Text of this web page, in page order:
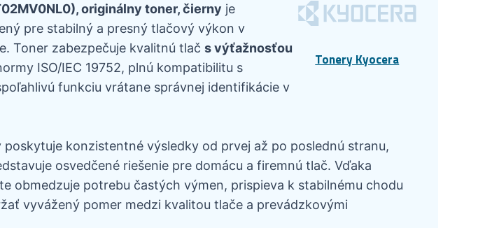
Tonery Kyocera
originálny toner, čierny je
pre stabilný a presný tlačový výkon v
Toner zabezpečuje kvalitnú tlač s výťažnosťou
ISO/IEC 19752, plnú kompatibilitu s
funkciu vrátane správnej identifikácie v
konzistentné výsledky od prvej až po poslednú stranu,
osvedčené riešenie pre domácu a firemnú tlač. Vďaka
obmedzuje potrebu častých výmen, prispieva k stabilnému chodu
vyvážený pomer medzi kvalitou tlače a prevádzkovými